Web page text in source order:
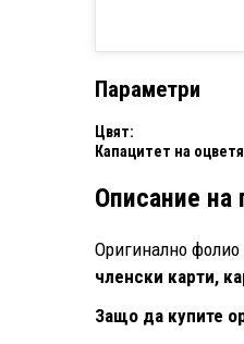
Параметри
Цвят:
Капацитет на
Описание на
Оригинално
членски карти,
Защо да купите